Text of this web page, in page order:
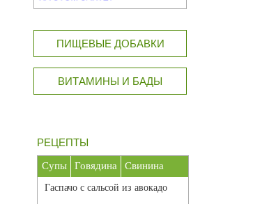
ПИЩЕВЫЕ ДОБАВКИ
ВИТАМИНЫ И БАДЫ
РЕЦЕПТЫ
Супы Говядина Свинина
Гаспачо с сальсой из авокадо